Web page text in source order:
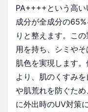
PA++++という高い
成分が全成分の
りと整えます。こ
用を持ち、シミや
肌色を実現します
より、肌のくすみ
や肌荒れを防ぐた
に外出時のUV対策